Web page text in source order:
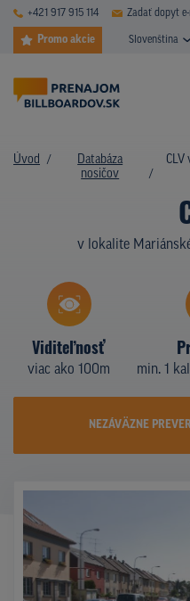
+421 917 915 114 Zadať dopyt
Promo akcie Slovenština
Úvod
Databáza
nosičov
CLV
v lokalite
Viditeľnosť
viac ako 100m min. 1
NEZÁVÄZNE